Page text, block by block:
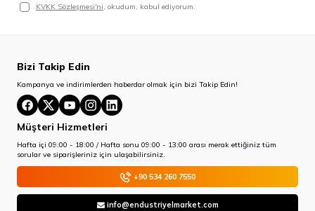
KVKK Sözleşmesi'ni , okudum, kabul ediyorum.
Bizi Takip Edin
Kampanya ve indirimlerden haberdar olmak için bizi Takip Edin!
Müşteri Hizmetleri
Hafta içi 09:00 - 18:00 / Hafta sonu 09:00 - 13:00 arası merak ettiğiniz tüm
sorular ve siparişleriniz için ulaşabilirsiniz.
+90 534 260 7550
info@endustriyelmarket.com